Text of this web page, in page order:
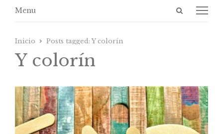
Abrir
Menú
Menu
Inicio Posts tagged:Y colorín
Y colorín